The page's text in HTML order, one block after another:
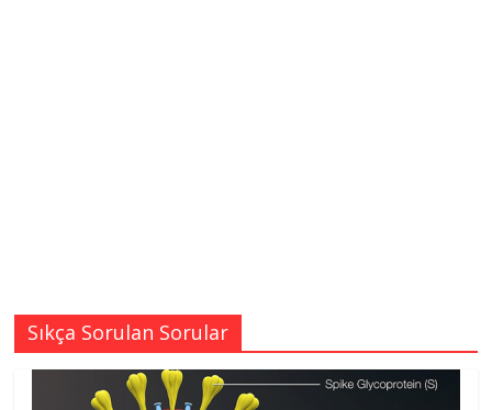
Sıkça Sorulan Sorular